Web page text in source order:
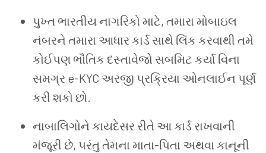
પુખ્ત ભારતીય નાગરિકો માટે, તમારા મોબાઇલ
નંબરને તમારા આધાર કાર્ડ સાથે લિંક કરવાથી તમે
કોઈપણ ભૌતિક દસ્તાવેજો સબમિટ કર્યા વિના
સમગ્ર e-KYC અરજી પ્રક્રિયા ઓનલાઈન પૂર્ણ
કરી શકો છો.
નાબાલિગોને કાયદેસર રીતે આ કાર્ડ રાખવાની
મંજૂરી છે, પરંતુ તેમના માતા-પિતા અથવા કાનૂની